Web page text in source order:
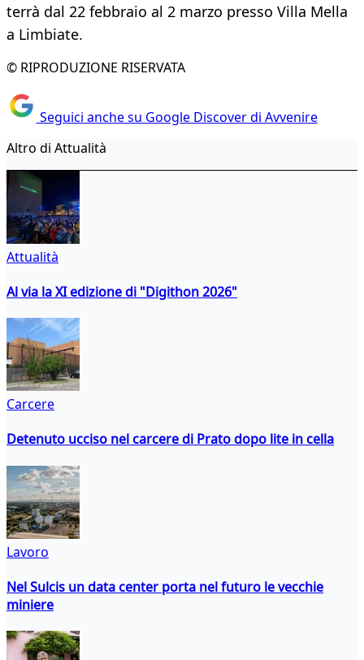
terrà dal 22 febbraio al 2 marzo presso Villa Mella
a Limbiate.
© RIPRODUZIONE RISERVATA
Seguici anche su Google Discover di Avvenire
Altro di Attualità
Attualità
Al via la XI edizione di "Digithon 2026"
Carcere
Detenuto ucciso nel carcere di Prato dopo lite in cella
Lavoro
Nel Sulcis un data center porta nel futuro le vecchie
miniere